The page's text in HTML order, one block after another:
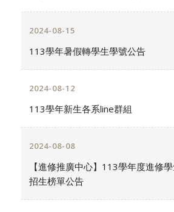
2024-08-15
113學年暑假轉學生學號公告
2024-08-12
113學年新生各系line群組
2024-08-08
【進修推廣中心】113學年度進修
招生榜單公告